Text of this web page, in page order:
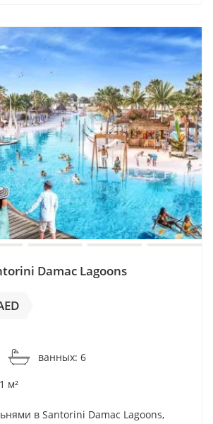
Damac Lagoons
ванных: 6
м²
в Santorini Damac Lagoons,